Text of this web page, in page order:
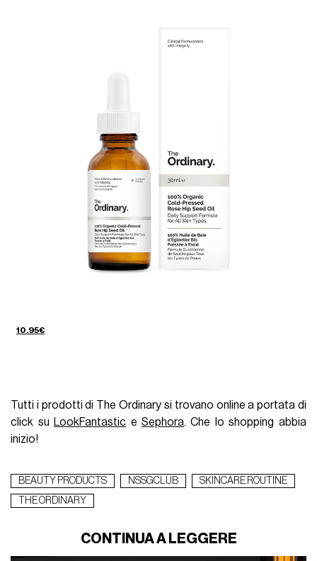
10.95€
Tutti i prodotti di The Ordinary si trovano online a portata di
click su LookFantastic e Sephora. Che lo shopping abbia
inizio!
BEAUTY PRODUCTS NSSGCLUB
SKINCARE ROUTINE
THE ORDINARY
CONTINUA A LEGGERE